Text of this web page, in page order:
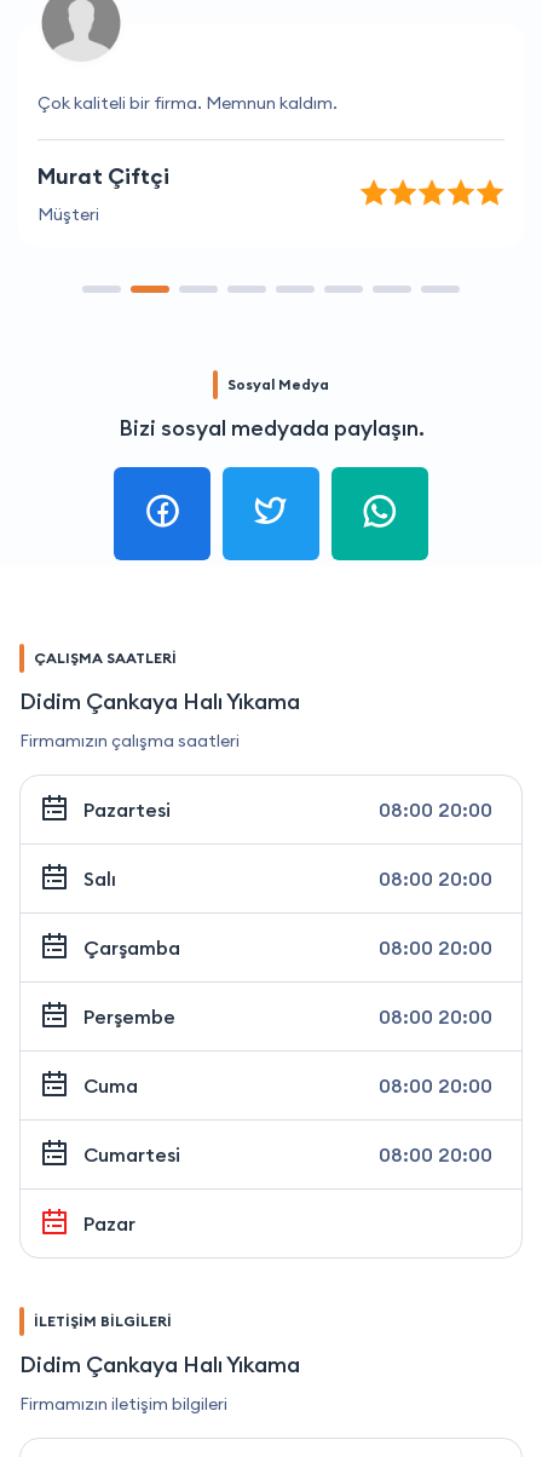
Çok kaliteli bir firma. Memnun kaldım.
Murat Çiftçi
Müşteri
Sosyal Medya
Bizi sosyal medyada paylaşın.
ÇALIŞMA SAATLERİ
Didim Çankaya Halı Yıkama
Firmamızın çalışma saatleri
Pazartesi 08:00 20:00
Salı 08:00 20:00
Çarşamba 08:00 20:00
Perşembe 08:00 20:00
Cuma 08:00 20:00
Cumartesi 08:00 20:00
Pazar
İLETİŞİM BİLGİLERİ
Didim Çankaya Halı Yıkama
Firmamızın iletişim bilgileri